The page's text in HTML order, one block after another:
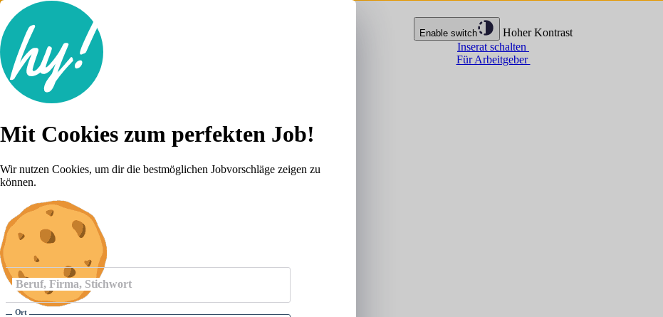
Enable switch
Hoher Kontrast
Inserat schalten
Für Arbeitgeber
Lebenslauf
Karriere-Tipps
Anmelden
Beruf, Firma, Stichwort
Ort
Mit Cookies zum perfekten Job!
Wir nutzen Cookies, um dir die bestmöglichen Jobvorschläge zeigen zu
können.